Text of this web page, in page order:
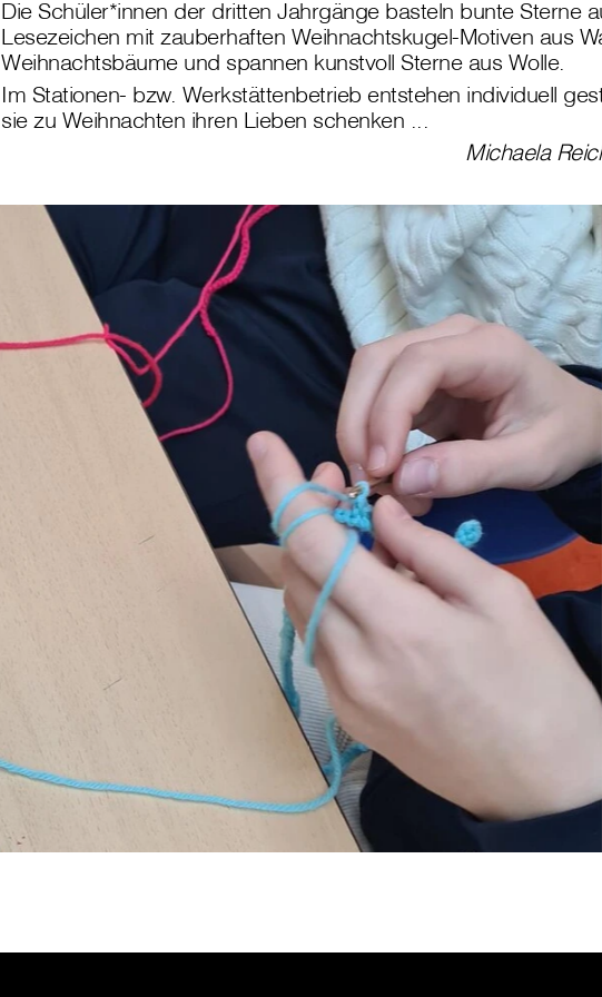
Die Schüler*innen der dritten Jahrgänge basteln bunte Sterne
Lesezeichen mit zauberhaften Weihnachtskugel-Motiven aus
Weihnachtsbäume und spannen kunstvoll Sterne aus Wolle.
Im Stationen- bzw. Werkstättenbetrieb entstehen individuell
sie zu Weihnachten ihren Lieben schenken ...
Michaela